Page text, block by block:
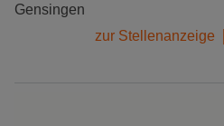
Gensingen
zur Stellenanzeige